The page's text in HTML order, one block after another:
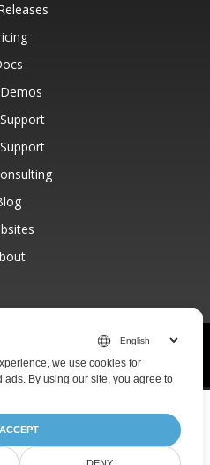
2026.
All Rights Reserved.
of use Contact
we use cookies for
By using our site, you agree to
ACCEPT